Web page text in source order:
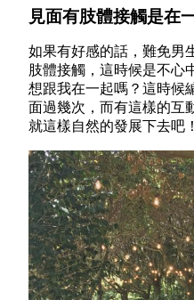
見面有肢體接觸是在
如果有好感的話，難免男
肢體接觸，這時候是不心
想跟我在一起嗎？這時候
面過幾次，而有這樣的互
就這樣自然的發展下去吧！